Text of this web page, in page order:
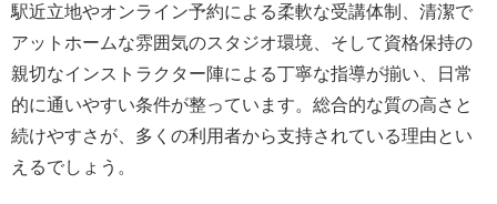
駅近立地やオンライン予約による柔軟な受講体制、清潔で
アットホームな雰囲気のスタジオ環境、そして資格保持の
親切なインストラクター陣による丁寧な指導が揃い、日常
的に通いやすい条件が整っています。総合的な質の高さと
続けやすさが、多くの利用者から支持されている理由とい
えるでしょう。